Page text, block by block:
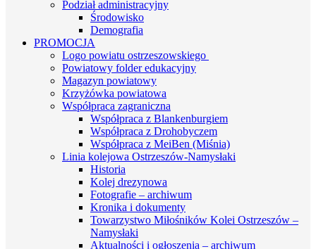
Podział administracyjny
Środowisko
Demografia
PROMOCJA
Logo powiatu ostrzeszowskiego
Powiatowy folder edukacyjny
Magazyn powiatowy
Krzyżówka powiatowa
Współpraca zagraniczna
Współpraca z Blankenburgiem
Współpraca z Drohobyczem
Współpraca z MeiBen (Miśnia)
Linia kolejowa Ostrzeszów-Namysłaki
Historia
Kolej drezynowa
Fotografie – archiwum
Kronika i dokumenty
Towarzystwo Miłośników Kolei Ostrzeszów –
Namysłaki
Aktualności i ogłoszenia – archiwum